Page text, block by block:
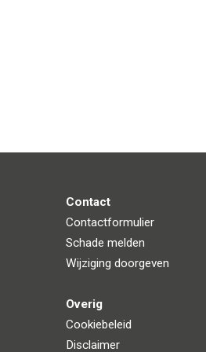
Contact
Contactformulier
Schade melden
Wijziging doorgeven
Overig
Cookiebeleid
Disclaimer